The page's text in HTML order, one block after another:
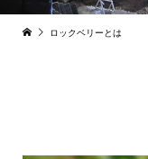
ロックベリーとは